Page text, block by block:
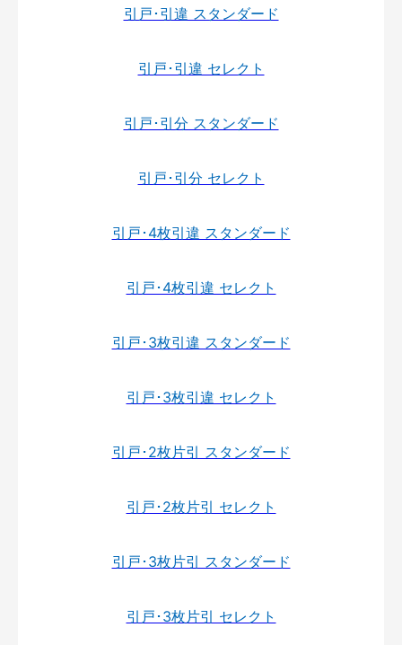
引戸･引違 スタンダード
引戸･引違 セレクト
引戸･引分 スタンダード
引戸･引分 セレクト
引戸･4枚引違 スタンダード
引戸･4枚引違 セレクト
引戸･3枚引違 スタンダード
引戸･3枚引違 セレクト
引戸･2枚片引 スタンダード
引戸･2枚片引 セレクト
引戸･3枚片引 スタンダード
引戸･3枚片引 セレクト